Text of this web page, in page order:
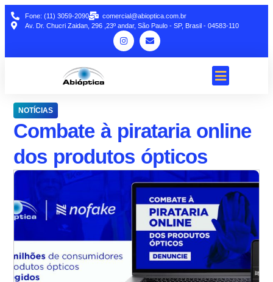
Fone: (11) 3059-2090
comercial@abioptica.com.br
Av. Dr. Chucri Zaidan, 296 ,23º andar, São Paulo - SP, Brasil - 04583-110
NOTÍCIAS
Combate à pirataria online
dos produtos ópticos